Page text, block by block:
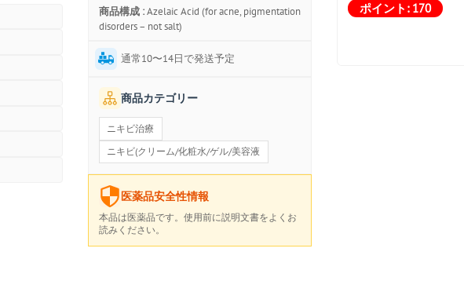
商品構成 : Azelaic Acid (for acne, pigmentation
disorders – not salt)
通常10〜14日で発送予定
商品カテゴリー
ニキビ治療
ニキビ(クリーム/化粧水/ゲル/美容液
医薬品安全性情報
本品は医薬品です。使用前に説明文書をよくお
読みください。
ポイント: 170